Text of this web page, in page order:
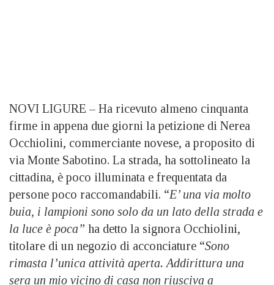
NOVI LIGURE – Ha ricevuto almeno cinquanta
firme in appena due giorni la petizione di Nerea
Occhiolini, commerciante novese, a proposito di
via Monte Sabotino. La strada, ha sottolineato la
cittadina, è poco illuminata e frequentata da
persone poco raccomandabili. “E’ una via molto
buia, i lampioni sono solo da un lato della strada e
la luce è poca” ha detto la signora Occhiolini,
titolare di un negozio di acconciature “Sono
rimasta l’unica attività aperta. Addirittura una
sera un mio vicino di casa non riusciva a